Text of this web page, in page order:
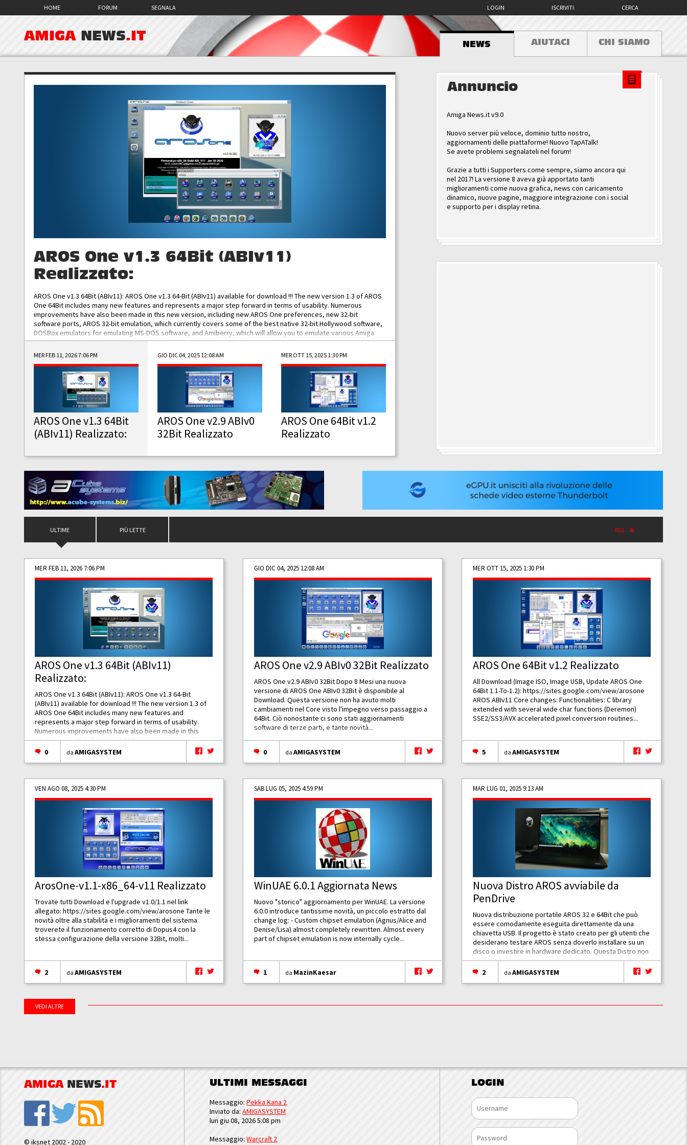
HOME FORUM SEGNALA CERCA
ISCRIVITI
LOGIN
AMIGA NEWS.IT
NEWS AIUTACI CHI SIAMO
AROS One v1.3 64Bit (ABIv11)
Realizzato:
AROS One v1.3 64Bit (ABIv11): AROS One v1.3 64-Bit (ABIv11) available for download !!! The new version 1.3 of AROS
One 64Bit includes many new features and represents a major step forward in terms of usability. Numerous
improvements have also been made in this new version, including new AROS One preferences, new 32-bit
software ports, AROS 32-bit emulation, which currently covers some of the best native 32-bit Hollywood software,
DOSBox emulators for emulating MS-DOS software, and Amiberry, which will allow you to emulate various Amiga
and AROS 68k models. AROS One v1.3 64-Bit-v11 ISO/IMG/: Download Functionalities: Improved...
MER FEB 11, 2026 7:06 PM
AROS One v1.3 64Bit
(ABIv11) Realizzato:
GIO DIC 04, 2025 12:08 AM
AROS One v2.9 ABIv0
32Bit Realizzato
MER OTT 15, 2025 1:30 PM
AROS One 64Bit v1.2
Realizzato
Annuncio
Amiga News.it v9.0
Nuovo server più veloce, dominio tutto nostro,
aggiornamenti delle piattaforme! Nuovo TapATalk!
Se avete problemi segnalateli nel forum!
Grazie a tutti i Supporters come sempre, siamo ancora qui
nel 2017! La versione 8 aveva già apportato tanti
miglioramenti come nuova grafica, news con caricamento
dinamico, nuove pagine, maggiore integrazione con i social
e supporto per i display retina.
ULTIME PIÙ LETTE RSS
MER FEB 11, 2026 7:06 PM
AROS One v1.3 64Bit (ABIv11)
Realizzato:
AROS One v1.3 64Bit (ABIv11): AROS One v1.3 64-Bit
(ABIv11) available for download !!! The new version 1.3 of
AROS One 64Bit includes many new features and
represents a major step forward in terms of usability.
Numerous improvements have also been made in this
new version, including new AROS...
0
daAMIGASYSTEM
GIO DIC 04, 2025 12:08 AM
AROS One v2.9 ABIv0 32Bit Realizzato
AROS One v2.9 ABIv0 32Bit Dopo 8 Mesi una nuova
versione di AROS One ABIv0 32Bit è disponibile al
Download. Questa versione non ha avuto molti
cambiamenti nel Core visto l'impegno verso passaggio a
64Bit. Ciò nonostante ci sono stati aggiornamenti
software di terze parti, e tante novità...
0 daAMIGASYSTEM
MER OTT 15, 2025 1:30 PM
AROS One 64Bit v1.2 Realizzato
All Download (Image ISO, Image USB, Update AROS One
64Bit 1.1-To-1.2): https://sites.google.com/view/arosone
AROS ABIv11 Core changes: Functionalities: C library
extended with several wide char functions (Deremon)
SSE2/SS3/AVX accelerated pixel conversion routines...
5 daAMIGASYSTEM
VEN AGO 08, 2025 4:30 PM
ArosOne-v1.1-x86_64-v11 Realizzato
Trovate tutti Download e l'upgrade v1.0/1.1 nel link
allegato:https://sites.google.com/view/arosone Tante le
novità oltre alla stabilità e i miglioramenti del sistema
troverete il funzionamento corretto di Dopus4 con la
stessa configurazione della versione 32Bit, molti...
2 daAMIGASYSTEM
SAB LUG 05, 2025 4:59 PM
WinUAE 6.0.1 Aggiornata News
Nuovo "storico" aggiornamento per WinUAE. La versione
6.0.0 introduce tantissime novità, un piccolo estratto dal
change log: - Custom chipset emulation (Agnus/Alice and
Denise/Lisa) almost completely rewritten. Almost every
part of chipset emulation is now internally cycle...
1 da MazinKaesar
MAR LUG 01, 2025 9:13 AM
Nuova Distro AROS avviabile da
PenDrive
Nuova distribuzione portatile AROS 32 e 64Bit che può
essere comodamente eseguita direttamente da una
chiavetta USB. Il progetto è stato creato per gli utenti che
desiderano testare AROS senza doverlo installare su un
disco o investire in hardware dedicato. Questa Distro non
è un prodotto...
2
daAMIGASYSTEM
VEDI ALTRE
AMIGA NEWS.IT
© iksnet 2002 - 2020
ULTIMI MESSAGGI
Messaggio:Pekka Kana 2
Inviato da:AMIGASYSTEM
lun giu 08, 2026 5:08 pm
Messaggio:Warcraft 2
LOGIN